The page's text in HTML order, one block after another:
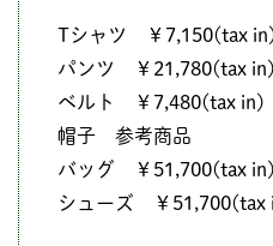
Tシャツ ￥7,150(tax
パンツ ￥21,780(tax
ベルト ￥7,480(tax in)
帽子 参考商品
バッグ ￥51,700(tax
シューズ ￥